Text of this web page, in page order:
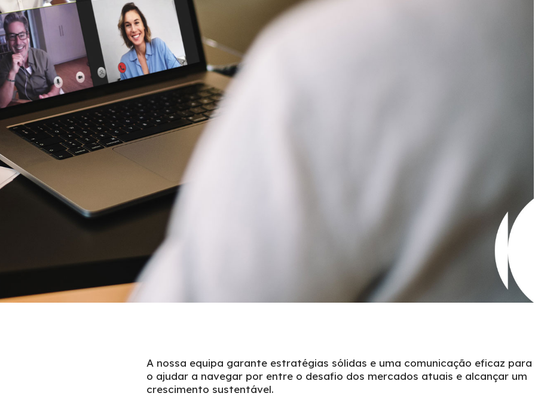
A nossa equipa garante estratégias sólidas e uma comunicação eficaz para
o ajudar a navegar por entre o desafio dos mercados atuais e alcançar um
crescimento sustentável.